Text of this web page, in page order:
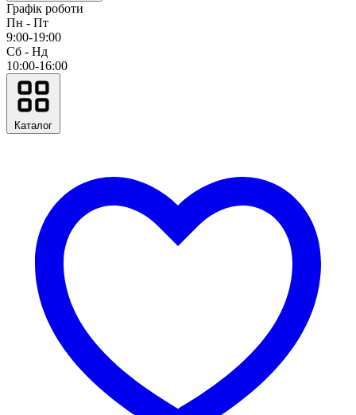
Графік роботи
Пн - Пт
9:00-19:00
Сб - Нд
10:00-16:00
Каталог